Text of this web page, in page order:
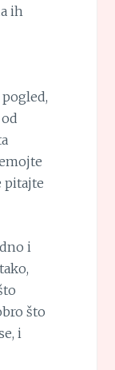
ih
pitajte
i
što
i